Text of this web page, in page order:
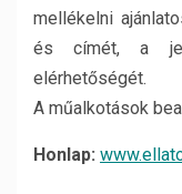
mellékelni
és címét, a
elérhetőségét.
A műalkotások
Honlap: